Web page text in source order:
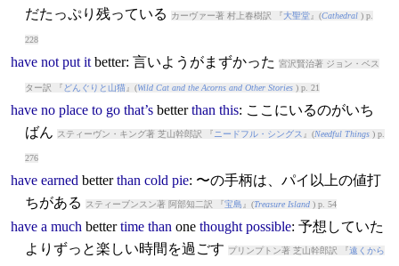
だたっぷり残っている
カーヴァー著 村上春樹訳 『大聖堂』(Cathedral) p.
228
have not put it better: 言いようがまずかった 宮沢賢治著 ジョン・ベス
ター訳 『どんぐりと山猫』(Wild Cat and the Acorns and Other Stories) p. 21
have no place to go that’s better than this: ここにいるのがいち
ばん
スティーヴン・キング著 芝山幹郎訳 『 ニードフル・シングス 』(Needful Things) p.
276
have earned better than cold pie: 〜の手柄は、パイ以上の値打
ちがある
スティーブンスン著 阿部知二訳 『宝島 』(Treasure Island) p. 54
have a much better time than one thought possible: 予想していた
よりずっと楽しい時間を過ごす プリンプトン著 芝山幹郎訳 『遠くから